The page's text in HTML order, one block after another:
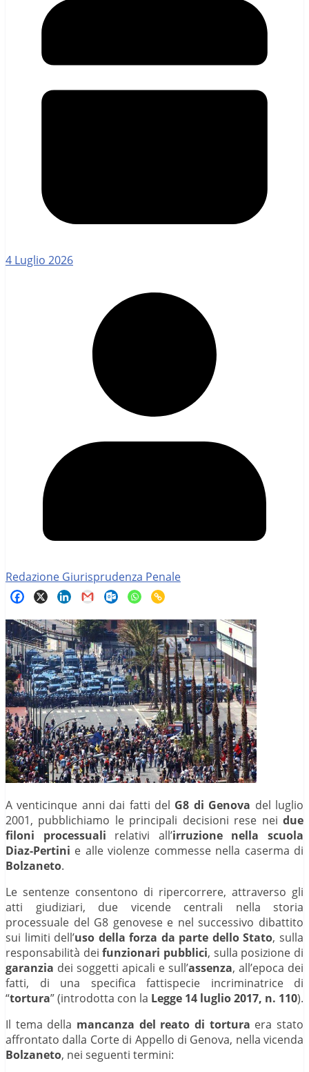
4 Luglio 2026
Redazione Giurisprudenza Penale
A venticinque anni dai fatti del G8 di Genova del luglio
2001, pubblichiamo le principali decisioni rese nei due
filoni processuali relativi all’irruzione nella scuola
Diaz-Pertini e alle violenze commesse nella caserma di
Bolzaneto.
Le sentenze consentono di ripercorrere, attraverso gli
atti giudiziari, due vicende centrali nella storia
processuale del G8 genovese e nel successivo dibattito
sui limiti dell’uso della forza da parte dello Stato, sulla
responsabilità deifunzionari pubblici, sulla posizione di
garanzia dei soggetti apicali e sull’assenza, all’epoca dei
fatti, di una specifica fattispecie incriminatrice di
“tortura” (introdotta con la Legge 14 luglio 2017, n. 110).
Il tema della mancanza del reato di tortura era stato
affrontato dalla Corte di Appello di Genova, nella vicenda
Bolzaneto, nei seguenti termini: